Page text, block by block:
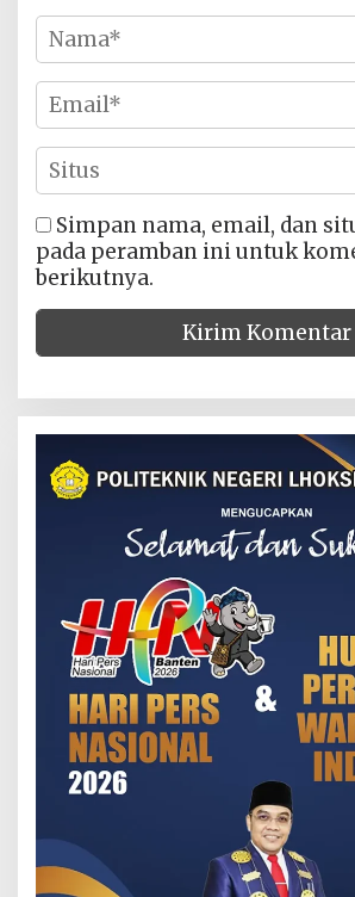
Simpan nama, email, dan
pada peramban ini untuk
berikutnya.